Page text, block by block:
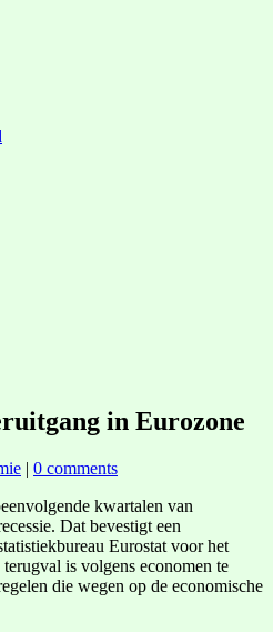
in Eurozone
| 0 comments
kwartalen van
Dat bevestigt een
Eurostat voor het
is volgens economen te
die wegen op de economische